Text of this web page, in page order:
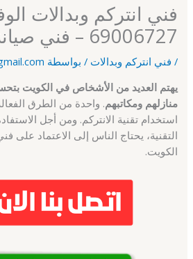
فني انتركم وبدالات
69006727 – فني صيانة انتركم
/ فني انتركم وبدالات / بواسطة
يهتم العديد من الأشخاص في الكويت
منازلهم ومكاتبهم. واحدة من الطرق
استخدام تقنية الانتركم. ومن أجل
التقنية، يحتاج الناس إلى الاعتماد على
الكويت.